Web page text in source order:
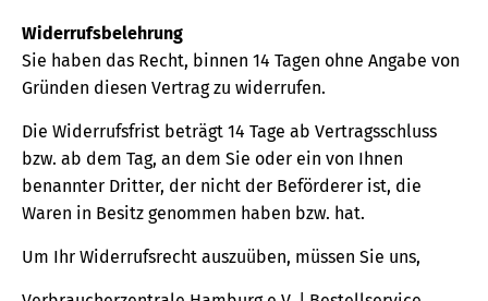
Widerrufsbelehrung
Sie haben das Recht, binnen 14 Tagen ohne Angabe von
Gründen diesen Vertrag zu widerrufen.
Die Widerrufsfrist beträgt 14 Tage ab Vertragsschluss
bzw. ab dem Tag, an dem Sie oder ein von Ihnen
benannter Dritter, der nicht der Beförderer ist, die
Waren in Besitz genommen haben bzw. hat.
Um Ihr Widerrufsrecht auszuüben, müssen Sie uns,